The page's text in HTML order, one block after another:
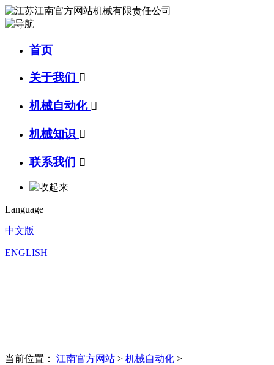
首页
关于我们 
机械自动化 
机械知识 
联系我们 
Language
中文版
ENGLISH
当前位置： 江南官方网站 > 机械自动化 >